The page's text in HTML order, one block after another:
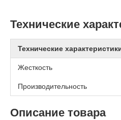
Технические
Технические
Жесткость
Производительность
Описание товара